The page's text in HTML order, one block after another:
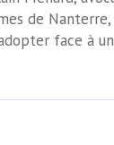
de
face à